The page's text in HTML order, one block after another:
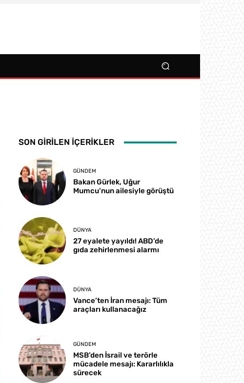
SON GIRILEN İÇERIKLER
GÜNDEM
Bakan Gürlek, Uğur
Mumcu’nun ailesiyle görüştü
DÜNYA
27 eyalete yayıldı! ABD’de
gıda zehirlenmesi alarmı
DÜNYA
Vance’ten İran mesajı: Tüm
araçları kullanacağız
GÜNDEM
MSB’den İsrail ve terörle
mücadele mesajı: Kararlılıkla
sürecek